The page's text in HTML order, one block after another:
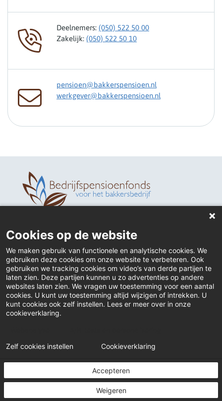
Deelnemers: (050) 522 50 00
Zakelijk: (050) 522 50 10
pensioen@bakkerspensioen.nl
werkgever@bakkerspensioen.nl
Home
Contact
Actueel
Inloggen
Downloads
© Bakkers Pensioenfonds
Privacystatement
Cookiebeleid
Cookies op de website
We maken gebruik van functionele en analytische cookies. We
gebruiken deze cookies om onze website te verbeteren. Ook
gebruiken we tracking cookies om video’s van derde partijen te
laten zien. Deze partijen kunnen u zo advertenties op andere
websites laten zien. We vragen uw toestemming voor een aantal
cookies. U kunt uw toestemming altijd wijzigen of intrekken. U
kunt cookies ook zelf instellen. Lees er meer over in onze
cookieverklaring.
Accepteren
Weigeren
Zelf cookies instellen Cookieverklaring